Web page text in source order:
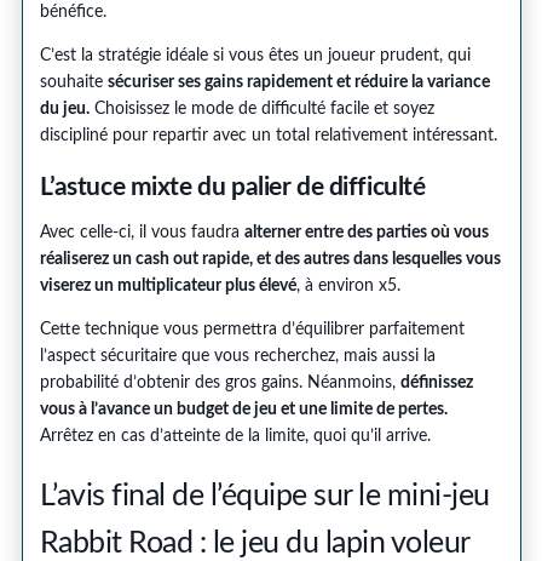
bénéfice.
C’est la stratégie idéale si vous êtes un joueur prudent, qui
souhaite sécuriser ses gains rapidement et réduire la variance
du jeu.Choisissez le mode de difficulté facile et soyez
discipliné pour repartir avec un total relativement intéressant.
L’astuce mixte du palier de difficulté
Avec celle-ci, il vous faudra alterner entre des parties où vous
réaliserez un cash out rapide, et des autres dans lesquelles vous
viserez un multiplicateur plus élevé, à environ x5.
Cette technique vous permettra d’équilibrer parfaitement
l’aspect sécuritaire que vous recherchez, mais aussi la
probabilité d’obtenir des gros gains. Néanmoins, définissez
vous à l’avance un budget de jeu et une limite de pertes.
Arrêtez en cas d’atteinte de la limite, quoi qu’il arrive.
L’avis final de l’équipe sur le mini-jeu
Rabbit Road : le jeu du lapin voleur